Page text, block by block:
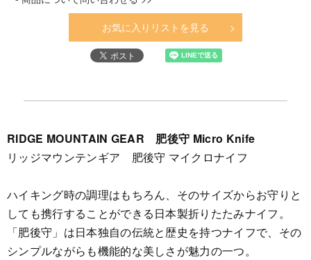
お気に入りリストを見る
RIDGE MOUNTAIN GEAR 肥後守 Micro Knife
リッジマウンテンギア 肥後守 マイクロナイフ
ハイキング時の調理はもちろん、そのサイズからお守りと
しても携行することができる日本製折りたたみナイフ。
「肥後守」は日本独自の伝統と歴史を持つナイフで、その
シンプルながらも機能的な美しさが魅力の一つ。